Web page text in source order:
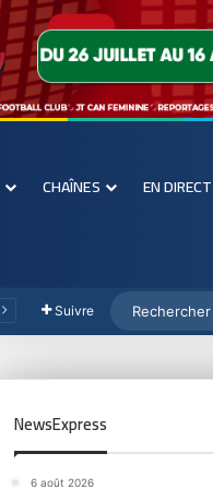
CHAÎNES EN DIRECT
Suivre
NewsExpress
6 août 2026